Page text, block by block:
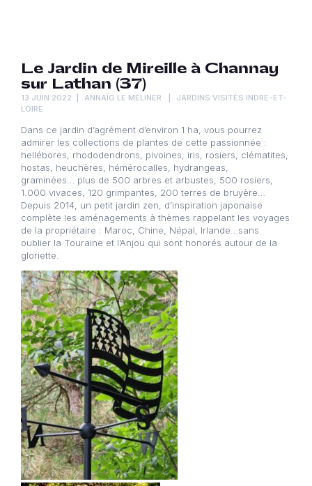
Le Jardin de Mireille à Channay
sur Lathan (37)
13 JUIN 2022 ANNAÏG LE MELINER
JARDINS VISITÉS INDRE-ET-
LOIRE
Dans ce jardin d’agrément d’environ 1 ha, vous pourrez
admirer les collections de plantes de cette passionnée :
hellébores, rhododendrons, pivoines, iris, rosiers, clématites,
hostas, heuchères, hémérocalles, hydrangeas,
graminées… plus de 500 arbres et arbustes, 500 rosiers,
1.000 vivaces, 120 grimpantes, 200 terres de bruyère…
Depuis 2014, un petit jardin zen, d’inspiration japonaise
complète les aménagements à thèmes rappelant les voyages
de la propriétaire : Maroc, Chine, Népal, Irlande…sans
oublier la Touraine et l’Anjou qui sont honorés autour de la
gloriette.